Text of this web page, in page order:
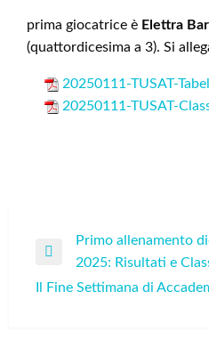
prima giocatrice è Elettra
(quattordicesima a 3). Si
20250111-TUSAT-
20250111-TUSAT-
Navigazione
articoli
Previous
Post
Primo allenamento
2025: Risultati e
Next
Il Fine Settimana di